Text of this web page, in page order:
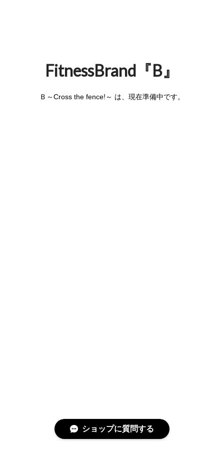
FitnessBrand『B』
Ｂ～Cross the fence!～ は、現在準備中です。
ショップに質問する